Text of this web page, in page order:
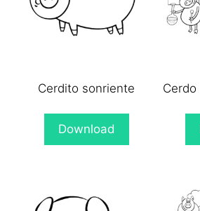
Cerdito sonriente
Download